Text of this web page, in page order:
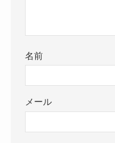
名前
メール